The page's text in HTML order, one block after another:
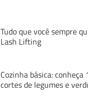
Tudo que você sempre
Lash Lifting
Cozinha básica: conheça
cortes de legumes e